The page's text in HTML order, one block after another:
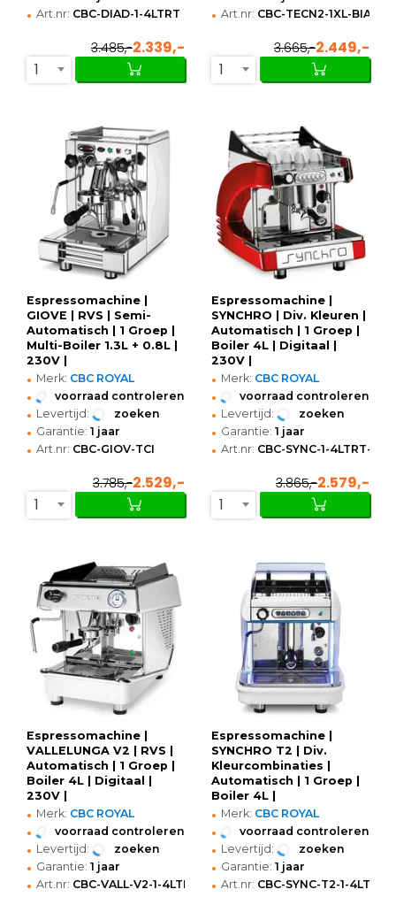
• Art.nr: CBC-DIAD-1-4LTRT
3.485,-2.339,-
1
• Art.nr: CBC-TECN2-1XL-BIANCA
3.665,-2.449,-
1
Espressomachine |
GIOVE | RVS | Semi-
Automatisch | 1 Groep |
Multi-Boiler 1.3L + 0.8L |
230V |
306x421x440(h)mm
• Merk: CBC ROYAL
• voorraad controleren
• Levertijd: zoeken
• Garantie: 1 jaar
• Art.nr: CBC-GIOV-TCI
3.785,-2.529,-
1
Espressomachine |
SYNCHRO | Div. Kleuren |
Automatisch | 1 Groep |
Boiler 4L | Digitaal |
230V |
468x593x557(h)mm
• Merk: CBC ROYAL
• voorraad controleren
• Levertijd: zoeken
• Garantie: 1 jaar
• Art.nr: CBC-SYNC-1-4LTRT-
3.865,-2.579,-
1
Espressomachine |
VALLELUNGA V2 | RVS |
Automatisch | 1 Groep |
Boiler 4L | Digitaal |
230V |
449x607x521(h)mm
• Merk: CBC ROYAL
• voorraad controleren
• Levertijd: zoeken
• Garantie: 1 jaar
• Art.nr: CBC-VALL-V2-1-4LTRT
Espressomachine |
SYNCHRO T2 | Div.
Kleurcombinaties |
Automatisch | 1 Groep |
Boiler 4L |
Waterreservoir 5L |
Digitaal | 230V |
473x602x586(h)mm
• Merk: CBC ROYAL
• voorraad controleren
• Levertijd: zoeken
• Garantie: 1 jaar
• Art.nr: CBC-SYNC-T2-1-4LTTN-